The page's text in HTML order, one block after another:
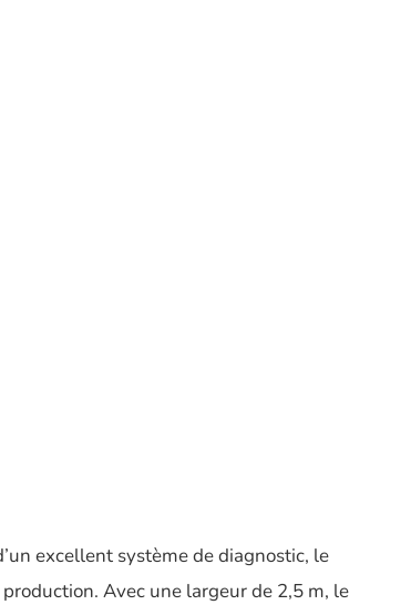
excellent système de diagnostic, le
Avec une largeur de 2,5 m, le